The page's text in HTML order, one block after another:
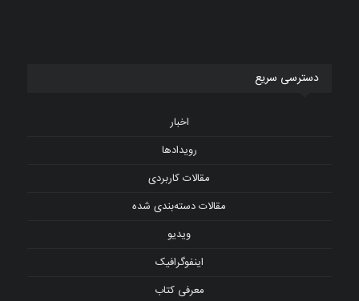
دسترسی سریع
اخبار
رویدادها
مقالات کاربردی
مقالات دسته‌بندی شده
ویدیو
اینفوگرافیک
معرفی کتاب